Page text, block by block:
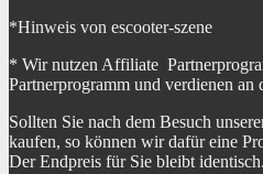
*Hinweis von escooter-szene
* Wir nutzen Affiliate
Partnerprogramm und verdienen
Sollten Sie nach dem Besuch
kaufen, so können wir dafür eine
Der Endpreis für Sie bleibt identisch.